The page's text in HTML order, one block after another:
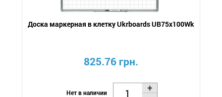
Доска маркерная в клетку Ukrboards UB75x100Wk
825.76 грн.
Нет в наличии